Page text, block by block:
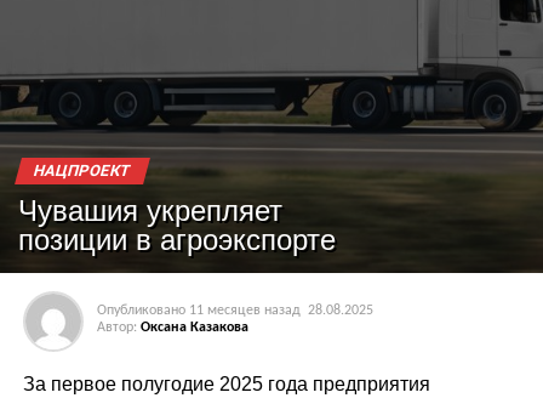
НАЦПРОЕКТ
Чувашия укрепляет
позиции в агроэкспорте
Опубликовано 11 месяцев назад 28.08.2025
Автор: Оксана Казакова
За первое полугодие 2025 года предприятия